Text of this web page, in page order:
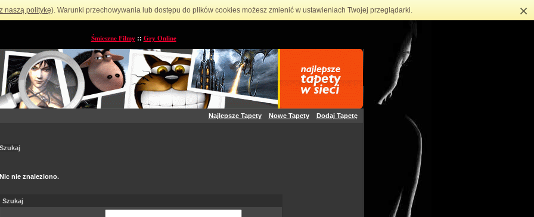
naszą politykę). Warunki przechowywania lub dostępu do plików cookies możesz zmienić w ustawieniach Twojej przeglądarki. ×
Śmieszne Filmy:: Gry Online
Najlepsze Tapety Nowe Tapety
Dodaj Tapetę
Szukaj
Nic nie znaleziono.
Szukaj